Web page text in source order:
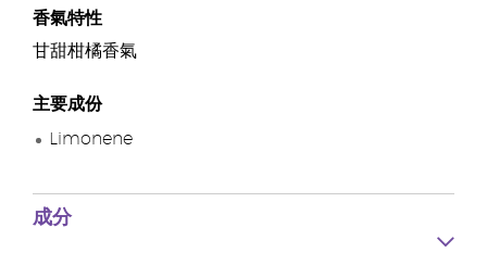
香氣特性
甘甜柑橘香氣
主要成份
Limonene
成分